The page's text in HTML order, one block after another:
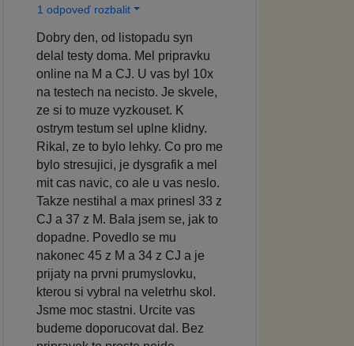
1 odpoveď rozbalit
Dobry den, od listopadu syn
delal testy doma. Mel pripravku
online na M a CJ. U vas byl 10x
na testech na necisto. Je skvele,
ze si to muze vyzkouset. K
ostrym testum sel uplne klidny.
Rikal, ze to bylo lehky. Co pro me
bylo stresujici, je dysgrafik a mel
mit cas navic, co ale u vas neslo.
Takze nestihal a max prinesl 33 z
CJ a 37 z M. Bala jsem se, jak to
dopadne. Povedlo se mu
nakonec 45 z M a 34 z CJ a je
prijaty na prvni prumyslovku,
kterou si vybral na veletrhu skol.
Jsme moc stastni. Urcite vas
budeme doporucovat dal. Bez